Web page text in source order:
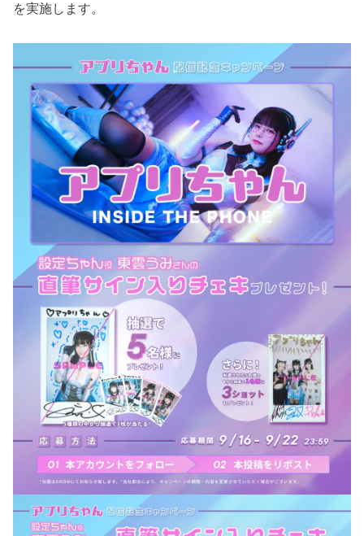
を実施します。